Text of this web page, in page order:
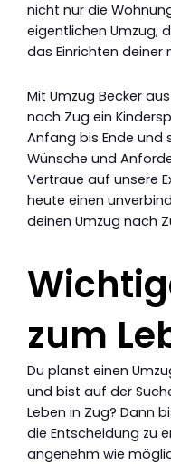
nicht nur die
eigentlichen Umzug,
das Einrichten deiner
Mit Umzug Becker
nach Zug ein
Anfang bis Ende und
Wünsche und
Vertraue auf unsere
heute einen
deinen Umzug nach
zum
Du planst einen
und bist auf der
Leben in Zug? Dann
die Entscheidung zu
angenehm wie